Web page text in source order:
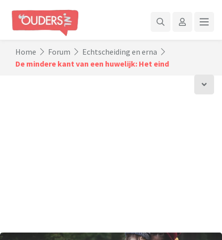
Home Forum
Echtscheiding en erna
De mindere kant van een huwelijk: Het eind